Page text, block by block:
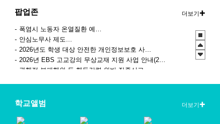
팝업존 더보기
관행적 부패행위 등 행동강령 위반 집중신고기간 운영
2026년 EBS 고교강의 무상교재 지원 사업 안내(2학기 2차)
2026년도 학생 대상 안전한 개인정보보호 사례 공모전
안심노무사 제도 홍보
폭염시 노동자 온열질환 예방수칙
2026 학생 성장 지원 학부모 아카데미 운영
학교앨범 더보기